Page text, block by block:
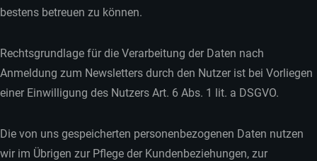
bestens betreuen zu können.
Rechtsgrundlage für die Verarbeitung der Daten nach
Anmeldung zum Newsletters durch den Nutzer ist bei Vorliegen
einer Einwilligung des Nutzers Art. 6 Abs. 1 lit. a DSGVO.
Die von uns gespeicherten personenbezogenen Daten nutzen
wir im Übrigen zur Pflege der Kundenbeziehungen, zur